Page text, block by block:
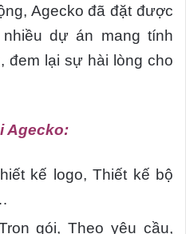
Agecko đã đặt được
dự án mang tính
, đem lại sự hài lòng cho
Agecko:
kế logo, Thiết kế bộ
gói, Theo yêu cầu,